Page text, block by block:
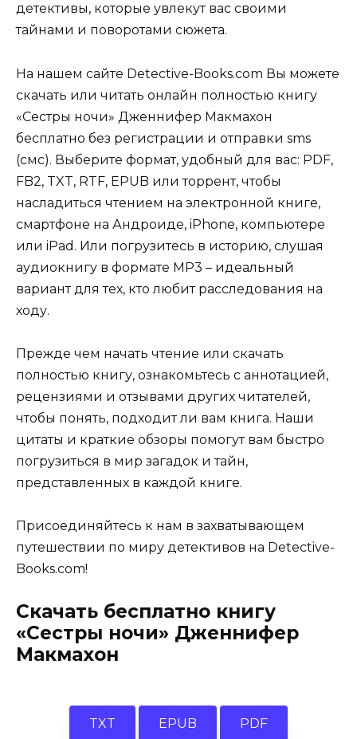
детективы, которые увлекут вас своими
тайнами и поворотами сюжета.
На нашем сайте Detective-Books.com Вы можете
скачать или читать онлайн полностью книгу
«Сестры ночи» Дженнифер Макмахон
бесплатно без регистрации и отправки sms
(смс). Выберите формат, удобный для вас: PDF,
FB2, TXT, RTF, EPUB или торрент, чтобы
насладиться чтением на электронной книге,
смартфоне на Андроиде, iPhone, компьютере
или iPad. Или погрузитесь в историю, слушая
аудиокнигу в формате MP3 – идеальный
вариант для тех, кто любит расследования на
ходу.
Прежде чем начать чтение или скачать
полностью книгу, ознакомьтесь с аннотацией,
рецензиями и отзывами других читателей,
чтобы понять, подходит ли вам книга. Наши
цитаты и краткие обзоры помогут вам быстро
погрузиться в мир загадок и тайн,
представленных в каждой книге.
Присоединяйтесь к нам в захватывающем
путешествии по миру детективов на Detective-
Books.com!
Скачать бесплатно книгу
«Сестры ночи» Дженнифер
Макмахон
TXT EPUB PDF